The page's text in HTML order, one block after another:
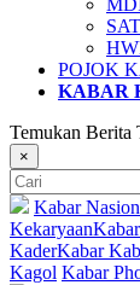
POJOK
KABAR
Temukan Berita
×
Kabar
Kekaryaan
KaderKabar
Kagol Kabar